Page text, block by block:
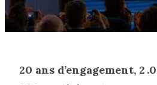
20 ans d’engagement, 2